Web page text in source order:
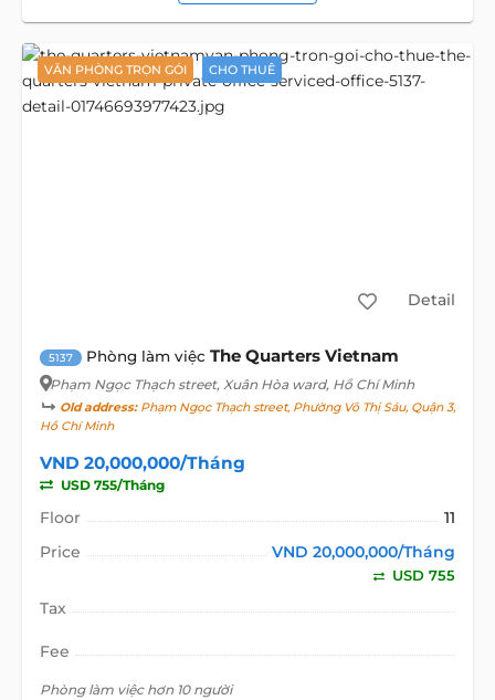
VĂN PHÒNG TRỌN GÓI CHO THUÊ
Detail
5137 Phòng làm việc The Quarters Vietnam
Phạm Ngọc Thạch street, Xuân Hòa ward, Hồ Chí Minh
Old address:Phạm Ngọc Thạch street, Phường Võ Thị Sáu, Quận 3,
Hồ Chí Minh
VND 20,000,000/Tháng
USD 755/Tháng
Floor
11
Price
VND 20,000,000/Tháng
USD 755
Tax
Fee
Phòng làm việc hơn 10 người